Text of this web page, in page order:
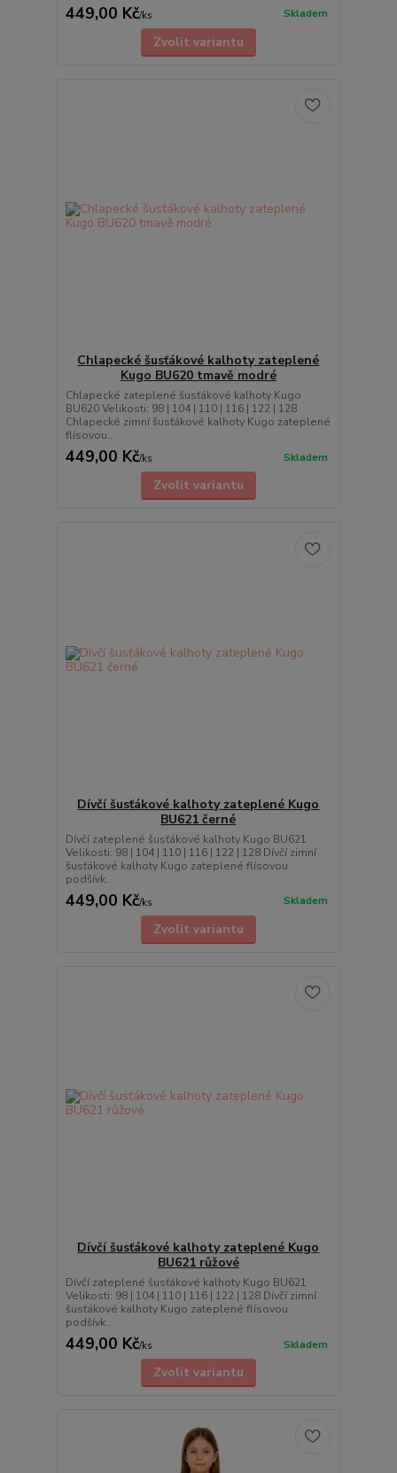
449,00 Kč/ks Skladem
Zvolit variantu
Chlapecké šusťákové kalhoty zateplené
Kugo BU620 tmavě modré
Chlapecké zateplené šusťákové kalhoty Kugo
BU620 Velikosti: 98 | 104 | 110 | 116 | 122 | 128
Chlapecké zimní šusťákové kalhoty Kugo zateplené
flísovou...
449,00 Kč/ks Skladem
Zvolit variantu
Dívčí šusťákové kalhoty zateplené Kugo
BU621 černé
Dívčí zateplené šusťákové kalhoty Kugo BU621
Velikosti: 98 | 104 | 110 | 116 | 122 | 128 Dívčí zimní
šusťákové kalhoty Kugo zateplené flísovou
podšívk...
449,00 Kč/ks Skladem
Zvolit variantu
Dívčí šusťákové kalhoty zateplené Kugo
BU621 růžové
Dívčí zateplené šusťákové kalhoty Kugo BU621
Velikosti: 98 | 104 | 110 | 116 | 122 | 128 Dívčí zimní
šusťákové kalhoty Kugo zateplené flísovou
podšívk...
449,00 Kč/ks Skladem
Zvolit variantu